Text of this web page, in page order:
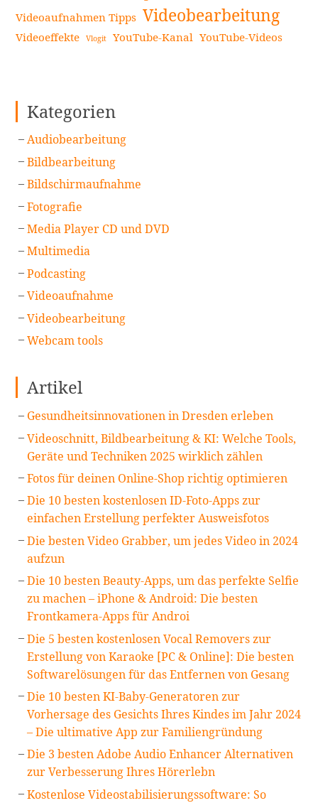
Videoaufnahmen Tipps Videobearbeitung
Videoeffekte Vlogit YouTube-Kanal YouTube-Videos
Kategorien
Audiobearbeitung
Bildbearbeitung
Bildschirmaufnahme
Fotografie
Media Player CD und DVD
Multimedia
Podcasting
Videoaufnahme
Videobearbeitung
Webcam tools
Artikel
Gesundheitsinnovationen in Dresden erleben
Videoschnitt, Bildbearbeitung & KI: Welche Tools,
Geräte und Techniken 2025 wirklich zählen
Fotos für deinen Online-Shop richtig optimieren
Die 10 besten kostenlosen ID-Foto-Apps zur
einfachen Erstellung perfekter Ausweisfotos
Die besten Video Grabber, um jedes Video in 2024
aufzun
Die 10 besten Beauty-Apps, um das perfekte Selfie
zu machen – iPhone & Android: Die besten
Frontkamera-Apps für Androi
Die 5 besten kostenlosen Vocal Removers zur
Erstellung von Karaoke [PC & Online]: Die besten
Softwarelösungen für das Entfernen von Gesang
Die 10 besten KI-Baby-Generatoren zur
Vorhersage des Gesichts Ihres Kindes im Jahr 2024
– Die ultimative App zur Familiengründung
Die 3 besten Adobe Audio Enhancer Alternativen
zur Verbesserung Ihres Hörerlebn
Kostenlose Videostabilisierungssoftware: So